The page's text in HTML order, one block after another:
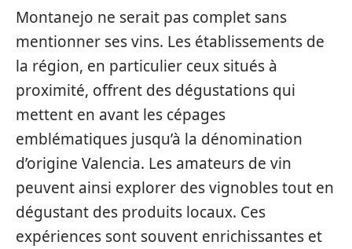
Montanejo ne serait pas complet sans
mentionner ses vins. Les établissements de
la région, en particulier ceux situés à
proximité, offrent des dégustations qui
mettent en avant les cépages
emblématiques jusqu’à la dénomination
d’origine Valencia. Les amateurs de vin
peuvent ainsi explorer des vignobles tout en
dégustant des produits locaux. Ces
expériences sont souvent enrichissantes et